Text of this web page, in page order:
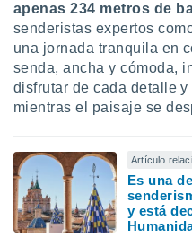
Para
su
u
datos
momento
en
apenas 234 metros de
senderistas expertos
una jornada tranquila en
senda, ancha y cómoda,
disfrutar de cada detalle
mientras el paisaje se
Artículo
Es una
y está